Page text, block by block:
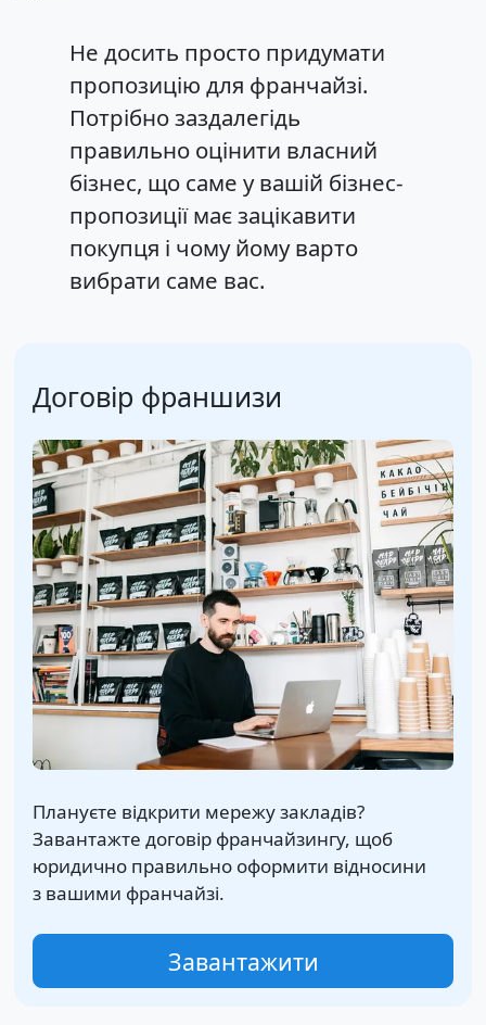
Не досить просто придумати
пропозицію для франчайзі.
Потрібно заздалегідь
правильно оцінити власний
бізнес, що саме у вашій бізнес-
пропозиції має зацікавити
покупця і чому йому варто
вибрати саме вас.
Договір франшизи
Плануєте відкрити мережу закладів?
Завантажте договір франчайзингу, щоб
юридично правильно оформити відносини
з вашими франчайзі.
Завантажити